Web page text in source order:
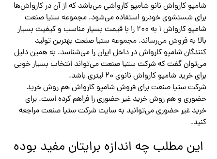
شامپو کارواش نانو شامپو کارواشی می‌باشد که از آن در کارواش‌ها
برای شستشوی خودرو استفاده می‌شود. مجموعه ستیا صنعت
شامپو کارواش ۱ به ۲۰۰ را با قیمت بسیار مناسب و کیفیت بسیار
بالا به فروش می‌رساند. مجموعه ستیا صنعت بهترین تولید
کنندگان شامپو کارواش در داخل ایران را می‌شناسد. به همین دلیل
می‌توان گفت که شرکت ستیا صنعت می‌تواند انتخاب بسیار خوبی
برای خرید شامپو کارواش نانوی ۲۰ لیتری باشد.
شرکت ستیا صنعت برای فروش شامپو کارواش هم روش خرید
حضوری و هم روش خرید غیر حضوری را فراهم کرده است. برای
خرید غیر حضوری می‌توانید به سایت شرکت ستیا صنعت مراجعه
کنید.
این مطلب چه اندازه برایتان مفید بوده